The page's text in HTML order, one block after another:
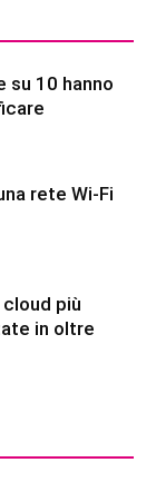
su 10 hanno
rete Wi-Fi
più
in oltre